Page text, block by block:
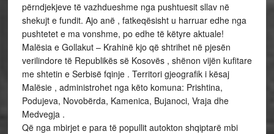
përndjekjeve të vazhdueshme nga pushtuesit sllav në
shekujt e fundit. Ajo anë , fatkeqësisht u harruar edhe nga
pushtetet e ma vonshme, po edhe të këtyre aktuale!
Malësia e Gollakut – Krahinë kjo që shtrihet në pjesën
verilindore të Republikës së Kosovës , shënon vijën kufitare
me shtetin e Serbisë fqinje . Territori gjeografik i kësaj
Malësie , administrohet nga këto komuna: Prishtina,
Podujeva, Novobërda, Kamenica, Bujanoci, Vraja dhe
Medvegja .
Që nga mbirjet e para të popullit autokton shqiptarë mbi